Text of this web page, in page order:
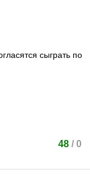
сыграть по
48 / 0